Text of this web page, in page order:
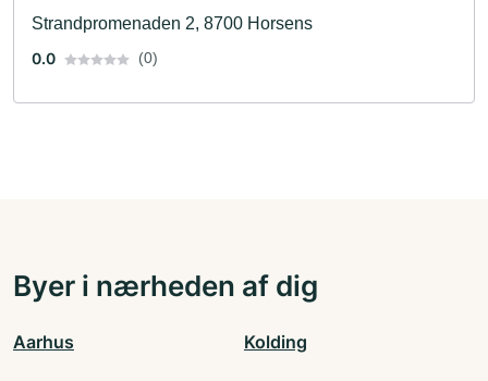
Strandpromenaden 2, 8700 Horsens
0.0
(0)
Byer i nærheden af dig
Aarhus Kolding